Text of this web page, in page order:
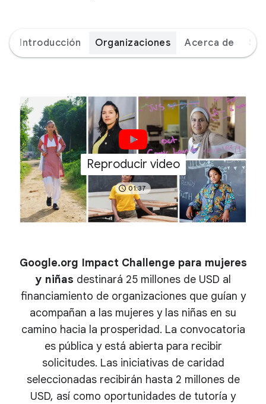
Introducción Organizaciones Acerca de
Reproducir video
01:37
Google.org Impact Challenge para mujeres
y niñas destinará 25 millones de USD al
financiamiento de organizaciones que guían y
acompañan a las mujeres y las niñas en su
camino hacia la prosperidad. La convocatoria
es pública y está abierta para recibir
solicitudes. Las iniciativas de caridad
seleccionadas recibirán hasta 2 millones de
USD, así como oportunidades de tutoría y